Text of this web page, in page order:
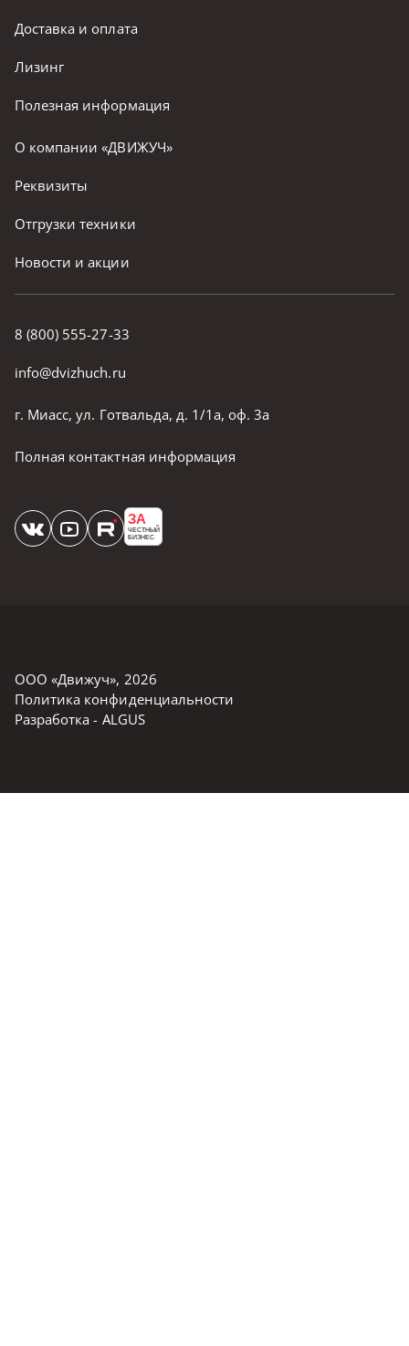
8 (800) 555-27-33
info@dvizhuch.ru
г. Миасс, ул. Готвальда, д. 1/1а, оф. 3а
Полная контактная информация
ЗА
ЧЕСТНЫЙ
БИЗНЕС
Доставка и оплата
Лизинг
Полезная информация
О компании «ДВИЖУЧ»
Реквизиты
Отгрузки техники
Новости и акции
ООО «Движуч», 2026
Политика конфиденциальности
Разработка - ALGUS